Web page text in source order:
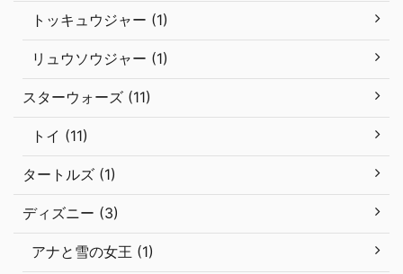
トッキュウジャー (1)
リュウソウジャー (1)
スターウォーズ (11)
トイ (11)
タートルズ (1)
ディズニー (3)
アナと雪の女王 (1)